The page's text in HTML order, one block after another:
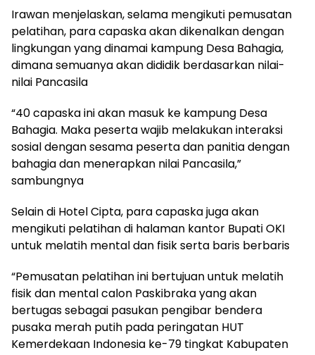
Irawan menjelaskan, selama mengikuti pemusatan
pelatihan, para capaska akan dikenalkan dengan
lingkungan yang dinamai kampung Desa Bahagia,
dimana semuanya akan dididik berdasarkan nilai-
nilai Pancasila
“40 capaska ini akan masuk ke kampung Desa
Bahagia. Maka peserta wajib melakukan interaksi
sosial dengan sesama peserta dan panitia dengan
bahagia dan menerapkan nilai Pancasila,”
sambungnya
Selain di Hotel Cipta, para capaska juga akan
mengikuti pelatihan di halaman kantor Bupati OKI
untuk melatih mental dan fisik serta baris berbaris
“Pemusatan pelatihan ini bertujuan untuk melatih
fisik dan mental calon Paskibraka yang akan
bertugas sebagai pasukan pengibar bendera
pusaka merah putih pada peringatan HUT
Kemerdekaan Indonesia ke-79 tingkat Kabupaten